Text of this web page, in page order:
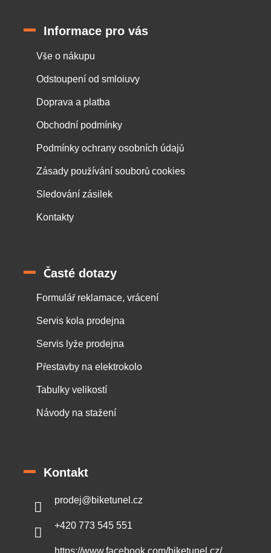
Informace pro vás
Vše o nákupu
Odstoupení od smloiuvy
Doprava a platba
Obchodní podmínky
Podmínky ochrany osobních údajů
Zásady používání souborů cookies
Sledování zásilek
Kontakty
Časté dotazy
Formulář reklamace, vrácení
Servis kola prodejna
Servis lyže prodejna
Přestavby na elektrokolo
Tabulky velikostí
Návody na stažení
Kontakt
prodej@biketunel.cz
+420 773 545 551
https://www.facebook.com/biketunel.cz/